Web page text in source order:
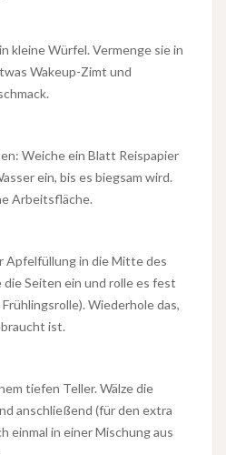
kleine Würfel. Vermenge sie in
Wakeup-Zimt und
Weiche ein Blatt Reispapier
ein, bis es biegsam wird.
Arbeitsfläche.
Apfelfüllung in die Mitte des
die Seiten ein und rolle es fest
Wiederhole das,
ist.
tiefen Teller. Wälze die
anschließend (für den extra
einmal in einer Mischung aus